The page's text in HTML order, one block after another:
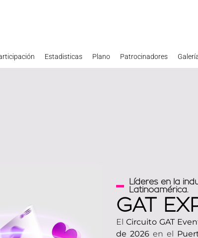
Estadisticas Plano Patrocinadores
Líderes en la
Latinoamérica.
GAT
El Circuito GAT
de 2026en el